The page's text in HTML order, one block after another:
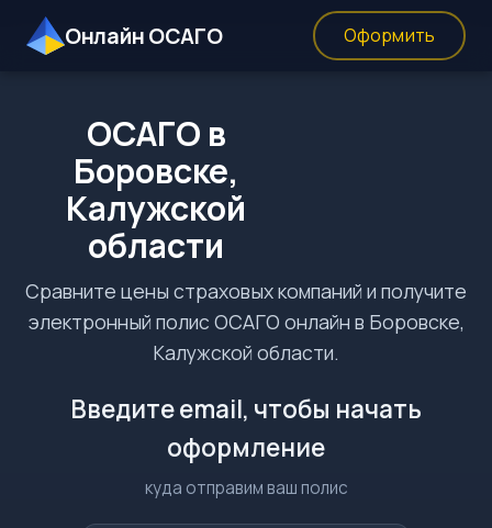
Онлайн ОСАГО Оформить
ОСАГО в
Боровске,
Калужской
области
Сравните цены страховых компаний и получите
электронный полис ОСАГО онлайн в Боровске,
Калужской области.
Введите email, чтобы начать
оформление
куда отправим ваш полис